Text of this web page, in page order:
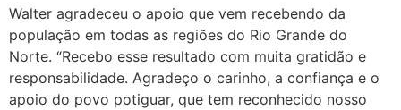
Walter agradeceu o apoio que vem recebendo da
população em todas as regiões do Rio Grande do
Norte. “Recebo esse resultado com muita gratidão e
responsabilidade. Agradeço o carinho, a confiança e o
apoio do povo potiguar, que tem reconhecido nosso